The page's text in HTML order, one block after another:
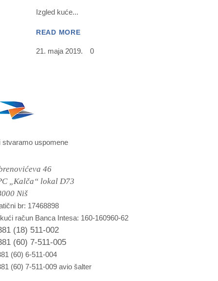
Izgled kuće
READ MORE
21. maja 2019. 0
stvaramo uspomene
46
„Kalča“ lokal D73
Niš
br: 17468898
račun Banca Intesa: 160-160960-62
(18) 511-002
(60) 7-511-005
(60) 6-511-004
(60) 7-511-009 avio šalter